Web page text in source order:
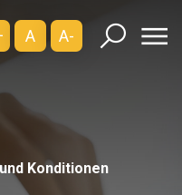
A A-
Konditionen